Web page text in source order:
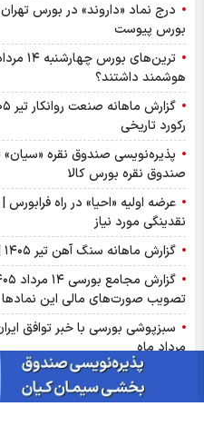
درج نماد «داروند» در بورس
بورس پیوست
هوشمند داشتند؟
رکورد تاریخی
صندوق نقره بورس کالا
عرضه اولیه «احیا» در راه
نقدینگی مورد نیاز
گزارش ماهانه سنگ آهن تیر ۱۴۰۵ | کگهر؛ ستاره بی‌رقیب صنعت
تصویب صورت‌های مالی این نماد‌ها
مرداد ماه
از درآمد ثابت تا طلا؛ آشنایی
بازار گوگرد چین وارد فاز